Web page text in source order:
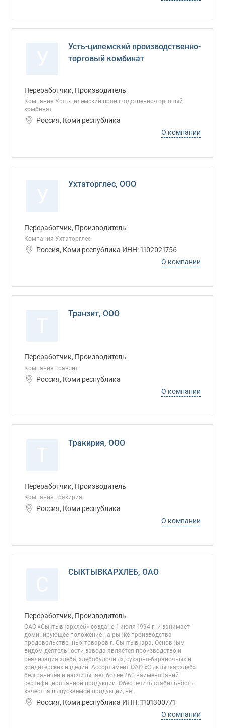
Усть-цилемский производственно-
торговый комбинат
Переработчик, Производитель
Компания Усть-цилемский производственно-торговый
комбинат
Россия, Коми республика
О компании
Ухтаторглес, ООО
Переработчик, Производитель
Компания Ухтаторглес
Россия, Коми республика ИНН: 1102021756
О компании
Транзит, ООО
Переработчик, Производитель
Компания Транзит
Россия, Коми республика
О компании
Тракирия, ООО
Переработчик, Производитель
Компания Тракирия
Россия, Коми республика
О компании
СЫКТЫВКАРХЛЕБ, ОАО
Переработчик, Производитель
ОАО «Сыктывкархлеб» создано 1 июля 1994 г. и занимает
доминирующее положение на рынке производства
продовольственных товаров г. Сыктывкара. Основным
видом деятельности завода является производство и
реализация хлеба, хлебобулочных, сухарно-бараночных и
кондитерских изделий. Ассортимент ОАО «Сыктывкархлеб»
безграничен и насчитывает более 260 наименований
сертифицированной продукции. Обеспечить стабильность
качества выпускаемой продукции, не...
Россия, Коми республика ИНН: 1101300771
О компании